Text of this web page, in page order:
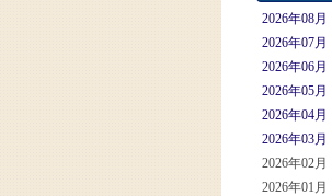
2026年08月
2026年07月
2026年06月
2026年05月
2026年04月
2026年03月
2026年02月
2026年01月